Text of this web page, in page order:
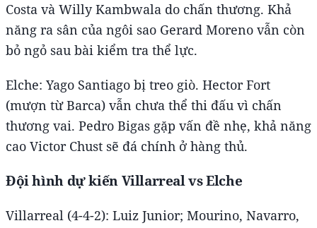
Costa và Willy Kambwala do chấn thương. Khả
năng ra sân của ngôi sao Gerard Moreno vẫn còn
bỏ ngỏ sau bài kiểm tra thể lực.
Elche: Yago Santiago bị treo giò. Hector Fort
(mượn từ Barca) vẫn chưa thể thi đấu vì chấn
thương vai. Pedro Bigas gặp vấn đề nhẹ, khả năng
cao Victor Chust sẽ đá chính ở hàng thủ.
Đội hình dự kiến Villarreal vs Elche
Villarreal (4-4-2): Luiz Junior; Mourino, Navarro,